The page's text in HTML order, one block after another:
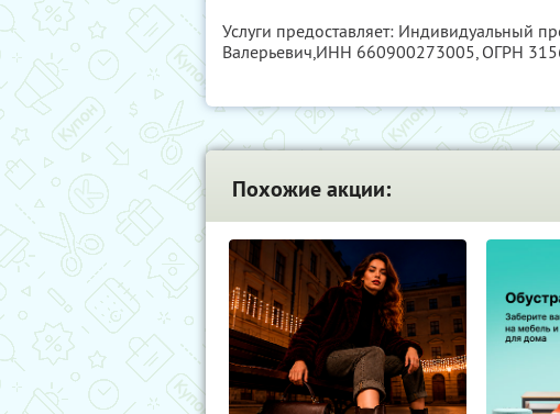
Услуги предоставляет: Индивидуальный
Валерьевич,ИНН 660900273005, ОГРН
Похожие акции: